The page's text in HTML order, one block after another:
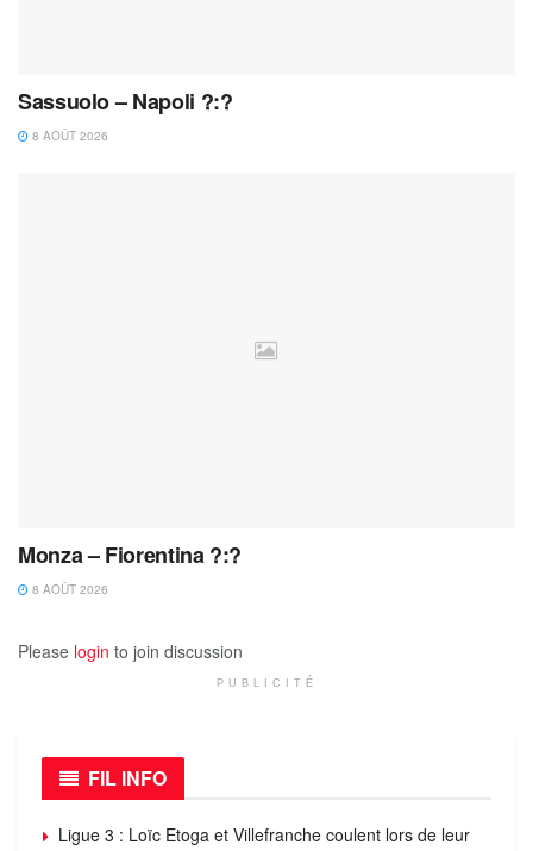
Sassuolo – Napoli ?:?
8 AOÛT 2026
Monza – Fiorentina ?:?
8 AOÛT 2026
Please login to join discussion
PUBLICITÉ
FIL INFO
Ligue 3 : Loïc Etoga et Villefranche coulent lors de leur